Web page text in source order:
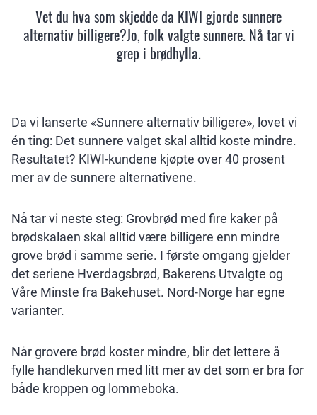
Vet du hva som skjedde da KIWI gjorde sunnere
alternativ billigere?Jo, folk valgte sunnere. Nå tar vi
grep i brødhylla.
Da vi lanserte «Sunnere alternativ billigere», lovet vi
én ting: Det sunnere valget skal alltid koste mindre.
Resultatet? KIWI-kundene kjøpte over 40 prosent
mer av de sunnere alternativene.
Nå tar vi neste steg: Grovbrød med fire kaker på
brødskalaen skal alltid være billigere enn mindre
grove brød i samme serie. I første omgang gjelder
det seriene Hverdagsbrød, Bakerens Utvalgte og
Våre Minste fra Bakehuset. Nord-Norge har egne
varianter.
Når grovere brød koster mindre, blir det lettere å
fylle handlekurven med litt mer av det som er bra for
både kroppen og lommeboka.